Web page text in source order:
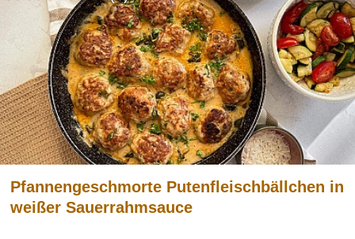
Pfannengeschmorte Putenfleischbällchen in
weißer Sauerrahmsauce